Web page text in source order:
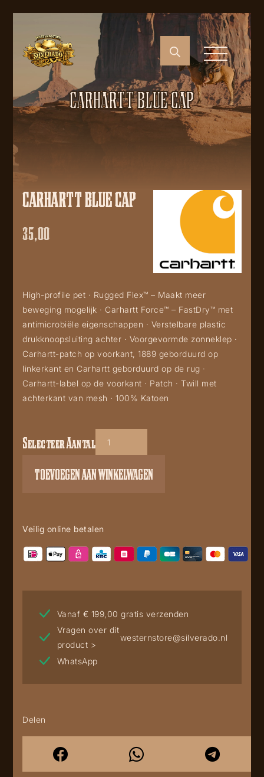
CARHARTT BLUE CAP
CARHARTT BLUE CAP
35,00
High-profile pet · Rugged Flex™ – Maakt meer
beweging mogelijk · Carhartt Force™ – FastDry™ met
antimicrobiële eigenschappen · Verstelbare plastic
drukknoopsluiting achter · Voorgevormde zonneklep ·
Carhartt-patch op voorkant, 1889 geborduurd op
linkerkant en Carhartt geborduurd op de rug ·
Carhartt-label op de voorkant · Patch · Twill met
achterkant van mesh · 100% Katoen
Carhartt
cap
Selecteer Aantal
TOEVOEGEN AAN WINKELWAGEN
Veilig online betalen
Vanaf € 199,00 gratis verzenden
Vragen over dit
product >
westernstore@silverado.nl
WhatsApp
Delen